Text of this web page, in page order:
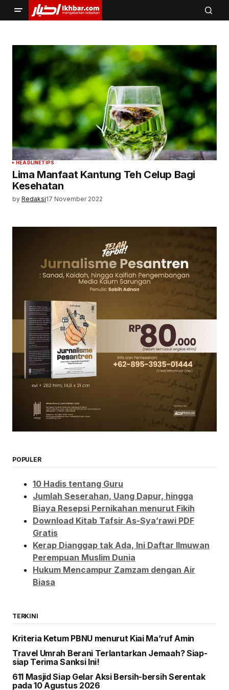
HEADLINETIPS
Lima Manfaat Kantung Teh Celup Bagi
Kesehatan
by Redaksi17 November 2022
POPULER
10 Hadis tentang Guru
Jumlah Seserahan, Uang Dapur, hingga
Biaya Resepsi Pernikahan menurut Fikih
Download Kitab Tafsir As-Sya’rawi PDF
Gratis
Kerap Dianggap tak Ada, Ini Daftar Ilmuwan
Perempuan Muslim Dunia
Hukum Mencampur Zamzam dengan Air
Biasa
TERKINI
Kriteria Ketum PBNU menurut Kiai Ma’ruf Amin
Travel Umrah Berani Terlantarkan Jemaah? Siap-
siap Terima Sanksi Ini!
611 Masjid Siap Gelar Aksi Bersih-bersih Serentak
pada 10 Agustus 2026